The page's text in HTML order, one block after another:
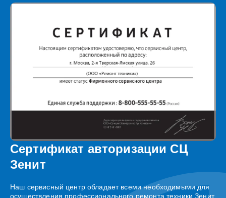
Сертификат авторизации СЦ
Зенит
Наш сервисный центр обладает всеми необходимыми для
осуществления профессионального ремонта техники Зенит